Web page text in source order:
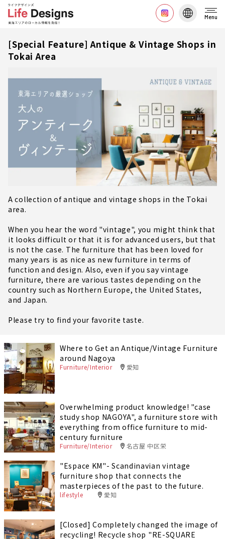
Menu
[Special Feature] Antique & Vintage Shops in
Tokai Area
A collection of antique and vintage shops in the Tokai
area.
When you hear the word "vintage", you might think that
it looks difficult or that it is for advanced users, but that
is not the case. The furniture that has been loved for
many years is as nice as new furniture in terms of
function and design. Also, even if you say vintage
furniture, there are various tastes depending on the
country such as Northern Europe, the United States,
and Japan.
Please try to find your favorite taste.
Where to Get an Antique/Vintage Furniture
around Nagoya
Furniture/Interior 愛知
Overwhelming product knowledge! "case
study shop NAGOYA", a furniture store with
everything from office furniture to mid-
century furniture
Furniture/Interior 名古屋 中区栄
"Espace KM"- Scandinavian vintage
furniture shop that connects the
masterpieces of the past to the future.
lifestyle 愛知
[Closed] Completely changed the image of
recycling! Recycle shop "RE-SQUARE